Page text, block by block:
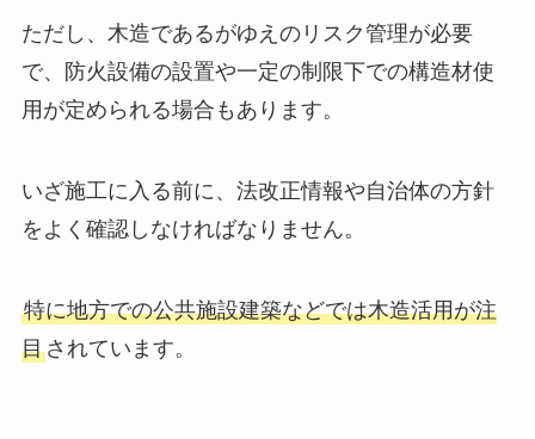
ただし、木造であるがゆえのリスク管理が必要
で、防火設備の設置や一定の制限下での構造材使
用が定められる場合もあります。
いざ施工に入る前に、法改正情報や自治体の方針
をよく確認しなければなりません。
特に地方での公共施設建築などでは木造活用が注
目されています。